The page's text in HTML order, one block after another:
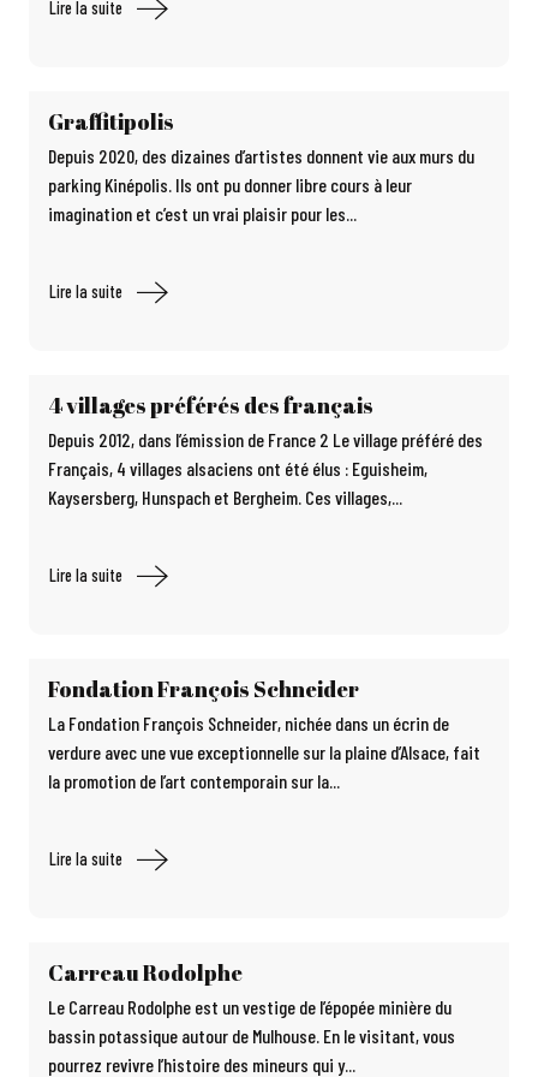
Lire la suite
Graffitipolis
Depuis 2020, des dizaines d’artistes donnent vie aux murs du
parking Kinépolis. Ils ont pu donner libre cours à leur
imagination et c’est un vrai plaisir pour les...
Lire la suite
4 villages préférés des français
Depuis 2012, dans l’émission de France 2 Le village préféré des
Français, 4 villages alsaciens ont été élus : Eguisheim,
Kaysersberg, Hunspach et Bergheim. Ces villages,...
Lire la suite
Fondation François Schneider
La Fondation François Schneider, nichée dans un écrin de
verdure avec une vue exceptionnelle sur la plaine d’Alsace, fait
la promotion de l’art contemporain sur la...
Lire la suite
Carreau Rodolphe
Le Carreau Rodolphe est un vestige de l’épopée minière du
bassin potassique autour de Mulhouse. En le visitant, vous
pourrez revivre l’histoire des mineurs qui y...